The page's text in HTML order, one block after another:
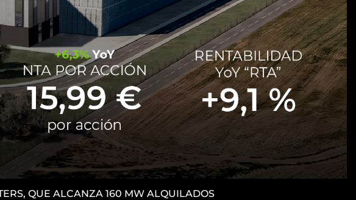
QUE ALCANZA 160 MW ALQUILADOS